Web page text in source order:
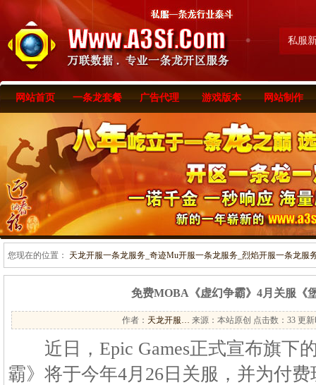
私服
网站首页 一条龙套餐 广告代理 游戏版本 网站制作
您现在的位置： 天龙开服一条龙服务_奇迹Mu开服一条龙服务_烈焰开服一条龙服
免费MOBA《虚幻争霸》4月关服《
作者： 天龙开服… 来源：本站原创 点击数： 33 更新
近日，Epic Games正式宣布旗下
霸》将于今年4月26日关服，并为付